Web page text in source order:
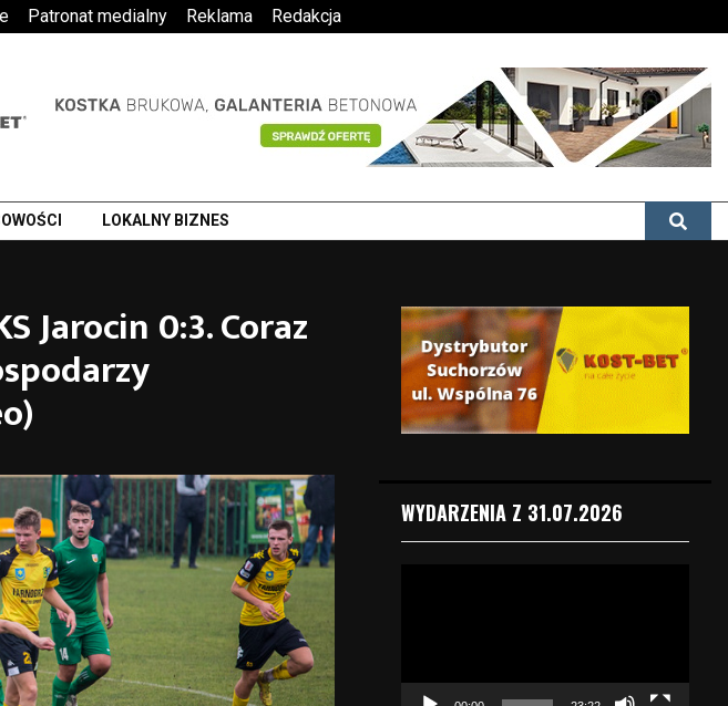
Patronat medialny Reklama Redakcja
LOKALNY BIZNES
Jarocin 0:3. Coraz
WYDARZENIA Z 31.07.2026